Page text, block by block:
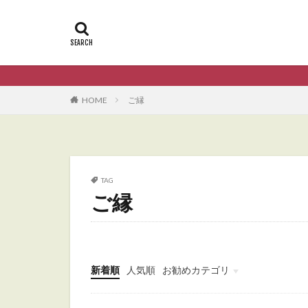
HOME ご縁
TAG
ご縁
新着順 人気順
お勧めカテゴリ
Uncategorized